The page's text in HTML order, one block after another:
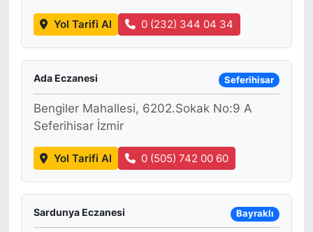
Yol Tarifi Al 0 (232) 344 04 34
Ada Eczanesi Seferihisar
Bengiler Mahallesi, 6202.Sokak No:9 A
Seferihisar İzmir
Yol Tarifi Al 0 (505) 742 00 60
Sardunya Eczanesi Bayraklı